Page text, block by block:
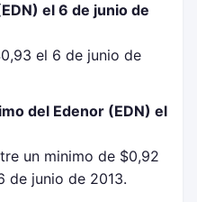
el 6 de junio de
el 6 de junio de
del Edenor (EDN) el
un minimo de $0,92
de junio de 2013.